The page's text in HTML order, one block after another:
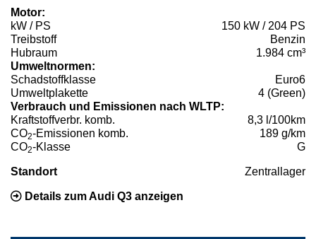
Motor:
kW / PS
150 kW / 204 PS
Treibstoff
Benzin
Hubraum
1.984 cm³
Umweltnormen:
Schadstoffklasse
Euro6
Umweltplakette
4 (Green)
Verbrauch und Emissionen nach WLTP:
Kraftstoffverbr. komb.
8,3 l/100km
CO2-Emissionen komb.
189 g/km
CO2-Klasse G
Standort Zentrallager
Details zum Audi Q3 anzeigen